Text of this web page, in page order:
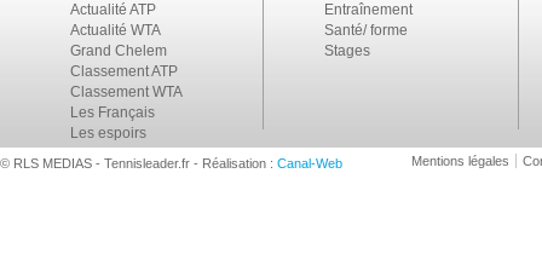
Actualité ATP
Actualité WTA
Grand Chelem
Classement ATP
Classement WTA
Les Français
Les espoirs
Entraînement
Santé/ forme
Stages
© RLS MEDIAS - Tennisleader.fr - Réalisation : Canal-Web Mentions légales